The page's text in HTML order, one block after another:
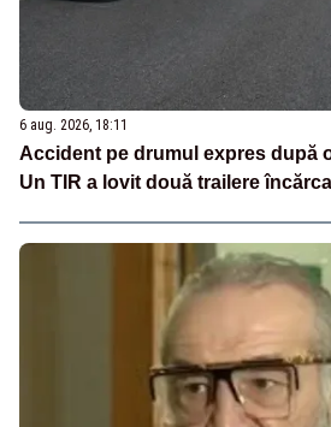
6 aug. 2026, 18:11
Accident pe drumul expres după
Un TIR a lovit două trailere